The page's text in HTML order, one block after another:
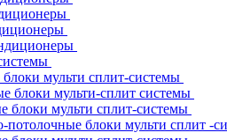
мульти сплит-системы
блоки мульти-сплит системы
блоки мульти сплит-системы
потолочные блоки мульти сплит -